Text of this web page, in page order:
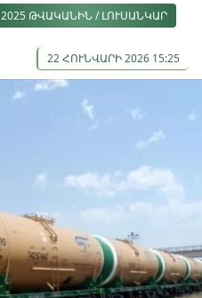
2025 ԹՎԱԿԱՆԻՆ / ԼՈՒՍԱՆԿԱՐ
22 ՀՈՒՆՎԱՐԻ 2026 15:25